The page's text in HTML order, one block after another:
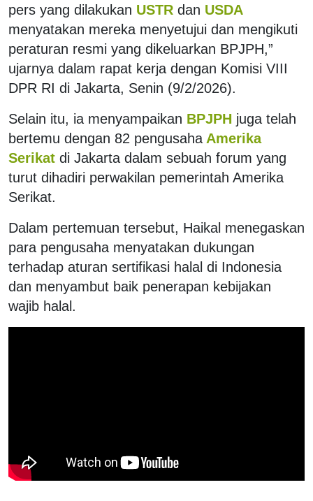
pers yang dilakukan USTR dan USDA
menyatakan mereka menyetujui dan mengikuti
peraturan resmi yang dikeluarkan BPJPH,”
ujarnya dalam rapat kerja dengan Komisi VIII
DPR RI di Jakarta, Senin (9/2/2026).
Selain itu, ia menyampaikan BPJPH juga telah
bertemu dengan 82 pengusaha Amerika
Serikat di Jakarta dalam sebuah forum yang
turut dihadiri perwakilan pemerintah Amerika
Serikat.
Dalam pertemuan tersebut, Haikal menegaskan
para pengusaha menyatakan dukungan
terhadap aturan sertifikasi halal di Indonesia
dan menyambut baik penerapan kebijakan
wajib halal.